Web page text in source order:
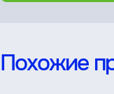
Похожие